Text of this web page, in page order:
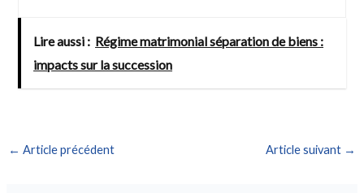
Lire aussi : Régime matrimonial séparation de biens :
impacts sur la succession
← Article précédent Article suivant →